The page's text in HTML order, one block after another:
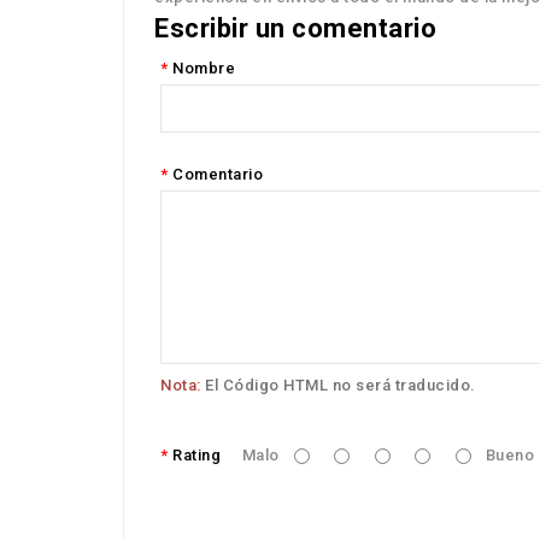
Escribir un comentario
Nombre
Comentario
Nota: El Código HTML no será traducido.
Rating Malo Bueno